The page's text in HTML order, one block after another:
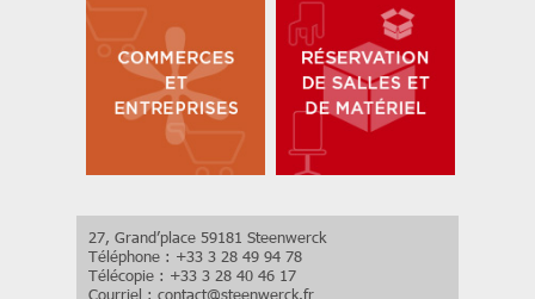
27, Grand’place 59181 Steenwerck
Téléphone : +33 3 28 49 94 78
Télécopie : +33 3 28 40 46 17
Courriel : contact@steenwerck.fr